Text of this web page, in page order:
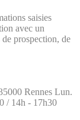
saisies
avec un
prospection, de
Rennes Lun.
/ 14h - 17h30